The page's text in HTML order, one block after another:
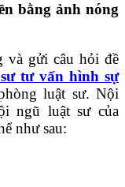
bằng ảnh nóng
và gửi câu hỏi đề
tư vấn hình sự
luật sư. Nội
ngũ luật sư của
như sau: